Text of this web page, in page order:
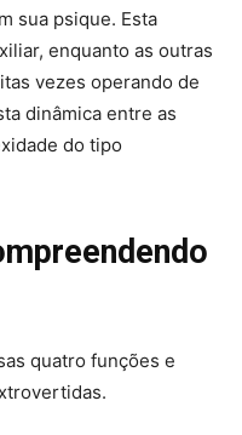
sua psique. Esta
enquanto as outras
vezes operando de
dinâmica entre as
do tipo
quatro funções e